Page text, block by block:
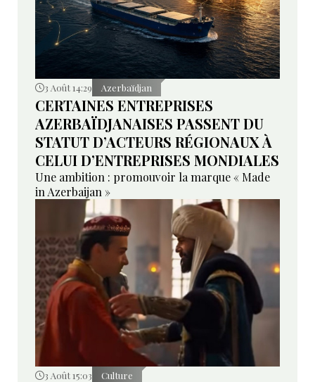
3 Août 14:29 Azerbaïdjan
CERTAINES ENTREPRISES
AZERBAÏDJANAISES PASSENT DU
STATUT D’ACTEURS RÉGIONAUX À
CELUI D’ENTREPRISES MONDIALES
Une ambition : promouvoir la marque « Made
in Azerbaijan »
3 Août 15:03 Culture